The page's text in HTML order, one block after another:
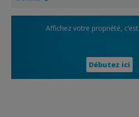
Affichez votre propriété, c’est
Débutez ici